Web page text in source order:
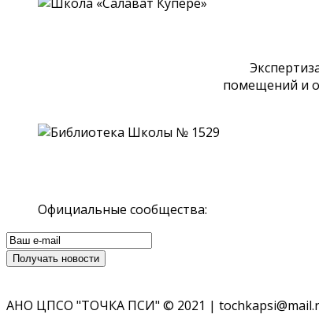
помещений и
Официальные сообщества:
АНО ЦПСО "ТОЧКА ПСИ" © 2021 |